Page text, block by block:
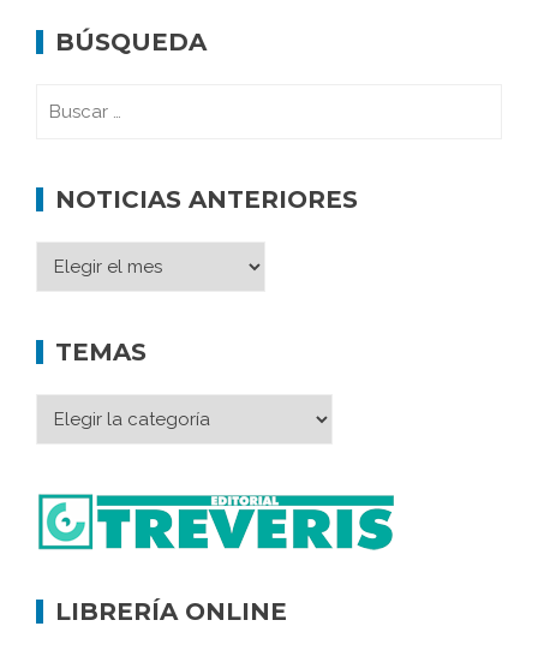
BÚSQUEDA
NOTICIAS ANTERIORES
TEMAS
LIBRERÍA ONLINE